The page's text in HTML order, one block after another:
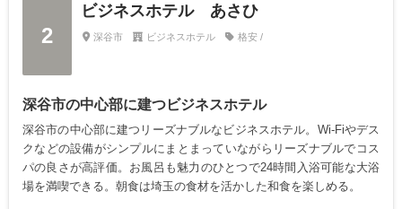
2
ビジネスホテル あさひ
深谷市 ビジネスホテル 格安 /
深谷市の中心部に建つビジネスホテル
深谷市の中心部に建つリーズナブルなビジネスホテル。Wi-Fiやデス
クなどの設備がシンプルにまとまっていながらリーズナブルでコス
パの良さが高評価。お風呂も魅力のひとつで24時間入浴可能な大浴
場を満喫できる。朝食は埼玉の食材を活かした和食を楽しめる。